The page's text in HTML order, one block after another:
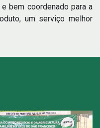
bem coordenado para a
um serviço melhor